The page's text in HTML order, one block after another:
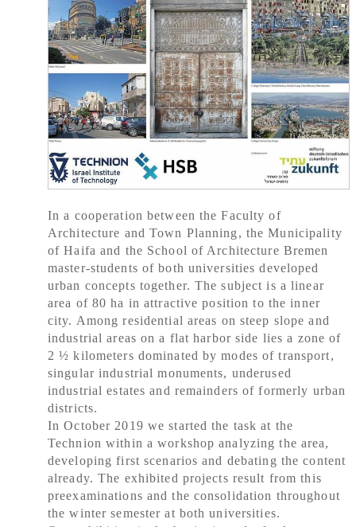
In a cooperation between the Faculty of
Architecture and Town Planning, the Municipality
of Haifa and the School of Architecture Bremen
master-students of both universities developed
urban concepts together. The subject is a linear
area of 80 ha in attractive position to the inner
city. Among residential areas on steep slope and
industrial areas on a flat harbor side lies a zone of
2 ½ kilometers dominated by modes of transport,
singular industrial monuments, underused
industrial estates and remainders of formerly urban
districts.
In October 2019 we started the task at the
Technion within a workshop analyzing the area,
developing first scenarios and debating the content
already. The exhibited projects result from this
preexaminations and the consolidation throughout
the winter semester at both universities.